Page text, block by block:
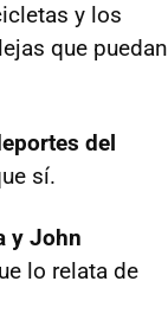
y los
que puedan
del
sí.
y John
lo relata de